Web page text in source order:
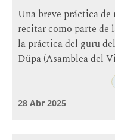
Una breve práctica de
recitar como parte de
la práctica del guru
Düpa (Asamblea del
28 Abr 2025